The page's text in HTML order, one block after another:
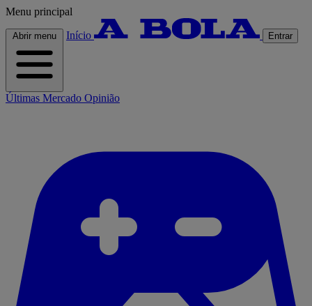
Menu principal
Abrir menu Início Entrar
Últimas Mercado Opinião